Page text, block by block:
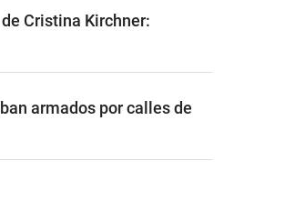
Cristina Kirchner:
armados por calles de